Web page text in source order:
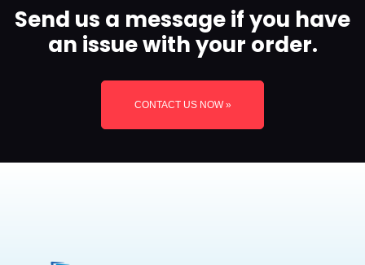
Send us a message if you have
an issue with your order.
CONTACT US NOW »